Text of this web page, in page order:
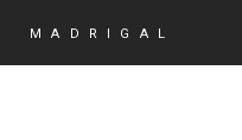
MADRIGAL